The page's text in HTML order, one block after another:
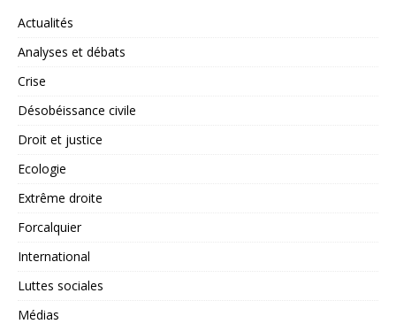
Actualités
Analyses et débats
Crise
Désobéissance civile
Droit et justice
Ecologie
Extrême droite
Forcalquier
International
Luttes sociales
Médias